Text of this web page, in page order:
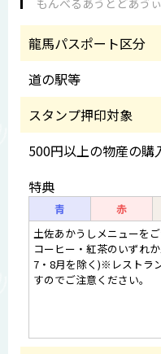
もんべるあうとどあゔ
龍馬パスポート区分
道の駅等
スタンプ押印対象
500円以上の物産の購
特典
青 赤
土佐あかうしメニューを
コーヒー・紅茶のいずれか
7・8月を除く)※レストラ
すのでご注意ください。